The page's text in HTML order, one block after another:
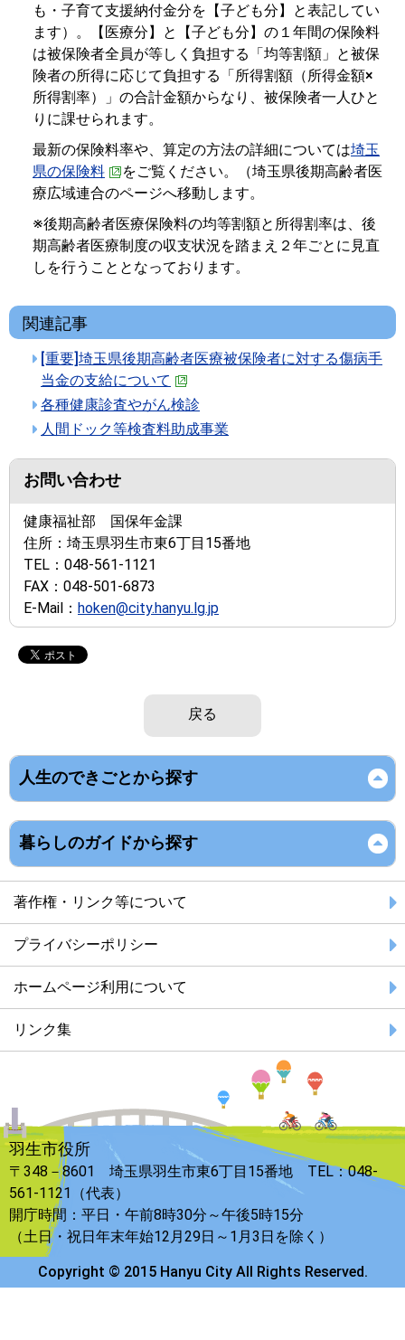
も・子育て支援納付金分を【子ども分】と表記してい
ます）。【医療分】と【子ども分】の１年間の保険料
は被保険者全員が等しく負担する「均等割額」と被保
険者の所得に応じて負担する「所得割額（所得金額×
所得割率）」の合計金額からなり、被保険者一人ひと
りに課せられます。
最新の保険料率や、算定の方法の詳細については埼玉
県の保険料
をご覧ください。（埼玉県後期高齢者医
療広域連合のページへ移動します。
※後期高齢者医療保険料の均等割額と所得割率は、後
期高齢者医療制度の収支状況を踏まえ２年ごとに見直
しを行うこととなっております。
関連記事
[重要]埼玉県後期高齢者医療被保険者に対する傷病手
当金の支給について
各種健康診査やがん検診
人間ドック等検査料助成事業
お問い合わせ
健康福祉部 国保年金課
住所： 埼玉県羽生市東6丁目15番地
TEL： 048-561-1121
FAX： 048-501-6873
E-Mail： hoken@city.hanyu.lg.jp
戻る
人生のできごとから探す
暮らしのガイドから探す
著作権・リンク等について
プライバシーポリシー
ホームページ利用について
リンク集
羽生市役所
〒348－8601 埼玉県羽生市東6丁目15番地 TEL：048-
561-1121（代表）
開庁時間：平日・午前8時30分～午後5時15分
（土日・祝日年末年始12月29日～1月3日を除く）
Copyright © 2015 Hanyu City All Rights Reserved.